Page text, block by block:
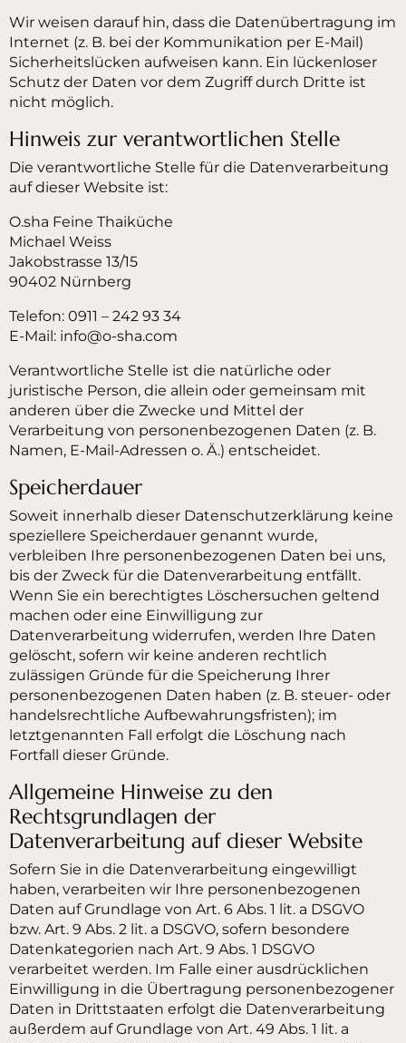
Wir weisen darauf hin, dass die Datenübertragung im
Internet (z. B. bei der Kommunikation per E-Mail)
Sicherheitslücken aufweisen kann. Ein lückenloser
Schutz der Daten vor dem Zugriff durch Dritte ist
nicht möglich.
Hinweis zur verantwortlichen Stelle
Die verantwortliche Stelle für die Datenverarbeitung
auf dieser Website ist:
O.sha Feine Thaiküche
Michael Weiss
Jakobstrasse 13/15
90402 Nürnberg
Telefon: 0911 – 242 93 34
E-Mail: info@o-sha.com
Verantwortliche Stelle ist die natürliche oder
juristische Person, die allein oder gemeinsam mit
anderen über die Zwecke und Mittel der
Verarbeitung von personenbezogenen Daten (z. B.
Namen, E-Mail-Adressen o. Ä.) entscheidet.
Speicherdauer
Soweit innerhalb dieser Datenschutzerklärung keine
speziellere Speicherdauer genannt wurde,
verbleiben Ihre personenbezogenen Daten bei uns,
bis der Zweck für die Datenverarbeitung entfällt.
Wenn Sie ein berechtigtes Löschersuchen geltend
machen oder eine Einwilligung zur
Datenverarbeitung widerrufen, werden Ihre Daten
gelöscht, sofern wir keine anderen rechtlich
zulässigen Gründe für die Speicherung Ihrer
personenbezogenen Daten haben (z. B. steuer- oder
handelsrechtliche Aufbewahrungsfristen); im
letztgenannten Fall erfolgt die Löschung nach
Fortfall dieser Gründe.
Allgemeine Hinweise zu den
Rechtsgrundlagen der
Datenverarbeitung auf dieser Website
Sofern Sie in die Datenverarbeitung eingewilligt
haben, verarbeiten wir Ihre personenbezogenen
Daten auf Grundlage von Art. 6 Abs. 1 lit. a DSGVO
bzw. Art. 9 Abs. 2 lit. a DSGVO, sofern besondere
Datenkategorien nach Art. 9 Abs. 1 DSGVO
verarbeitet werden. Im Falle einer ausdrücklichen
Einwilligung in die Übertragung personenbezogener
Daten in Drittstaaten erfolgt die Datenverarbeitung
außerdem auf Grundlage von Art. 49 Abs. 1 lit. a